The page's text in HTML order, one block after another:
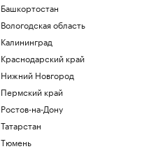
Башкортостан
Вологодская область
Калининград
Краснодарский край
Нижний Новгород
Пермский край
Ростов-на-Дону
Татарстан
Тюмень